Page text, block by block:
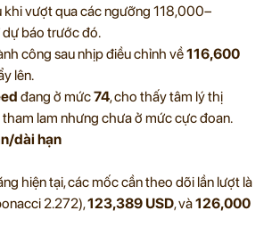
khi vượt qua các ngưỡng 118,000–
báo trước đó.
công sau nhịp điều chỉnh về116,600
lên.
đang ở mức74, cho thấy tâm lý thị
lam nhưng chưa ở mức cực đoan.
dài hạn
hiện tại, các mốc cần theo dõi lần lượt là
2.272),123,389 USD, và126,000